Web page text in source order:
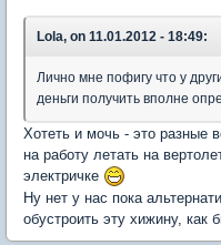
Lola, on 11.01.2012 - 18:49:
Лично мне пофигу что у
деньги получить вполне
Хотеть и мочь - это разные
на работу летать на
электричке
Ну нет у нас пока
обустроить эту хижину, как